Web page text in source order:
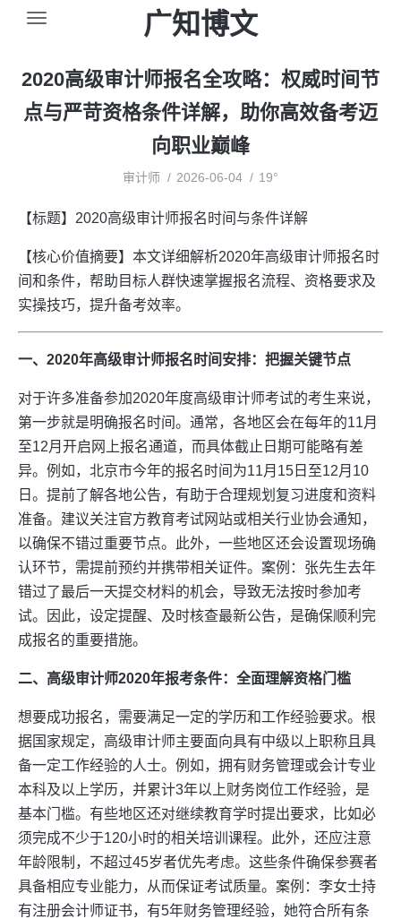
广知博文
2020高级审计师报名全攻略：权威时间节
点与严苛资格条件详解，助你高效备考迈
向职业巅峰
审计师 2026-06-04 19°
【标题】2020高级审计师报名时间与条件详解
【核心价值摘要】本文详细解析2020年高级审计师报名时
间和条件，帮助目标人群快速掌握报名流程、资格要求及
实操技巧，提升备考效率。
一、2020年高级审计师报名时间安排：把握关键节点
对于许多准备参加2020年度高级审计师考试的考生来说，
第一步就是明确报名时间。通常，各地区会在每年的11月
至12月开启网上报名通道，而具体截止日期可能略有差
异。例如，北京市今年的报名时间为11月15日至12月10
日。提前了解各地公告，有助于合理规划复习进度和资料
准备。建议关注官方教育考试网站或相关行业协会通知，
以确保不错过重要节点。此外，一些地区还会设置现场确
认环节，需提前预约并携带相关证件。案例：张先生去年
错过了最后一天提交材料的机会，导致无法按时参加考
试。因此，设定提醒、及时核查最新公告，是确保顺利完
成报名的重要措施。
二、高级审计师2020年报考条件：全面理解资格门槛
想要成功报名，需要满足一定的学历和工作经验要求。根
据国家规定，高级审计师主要面向具有中级以上职称且具
备一定工作经验的人士。例如，拥有财务管理或会计专业
本科及以上学历，并累计3年以上财务岗位工作经验，是
基本门槛。有些地区还对继续教育学时提出要求，比如必
须完成不少于120小时的相关培训课程。此外，还应注意
年龄限制，不超过45岁者优先考虑。这些条件确保参赛者
具备相应专业能力，从而保证考试质量。案例：李女士持
有注册会计师证书，有5年财务管理经验，她符合所有条